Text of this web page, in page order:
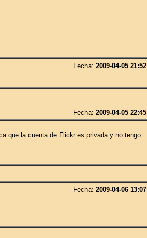
Fecha: 2009-04-05 21:52
Fecha: 2009-04-05 22:45
que la cuenta de Flickr es privada y no tengo
Fecha: 2009-04-06 13:07